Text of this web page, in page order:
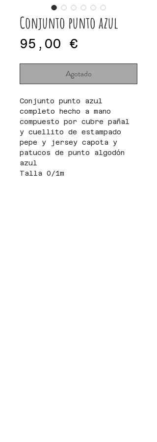
Conjunto punto azul
95,00 €
Agotado
Conjunto punto azul
completo hecho a mano
compuesto por cubre pañal
y cuellito de estampado
pepe y jersey capota y
patucos de punto algodón
azul
Talla 0/1m